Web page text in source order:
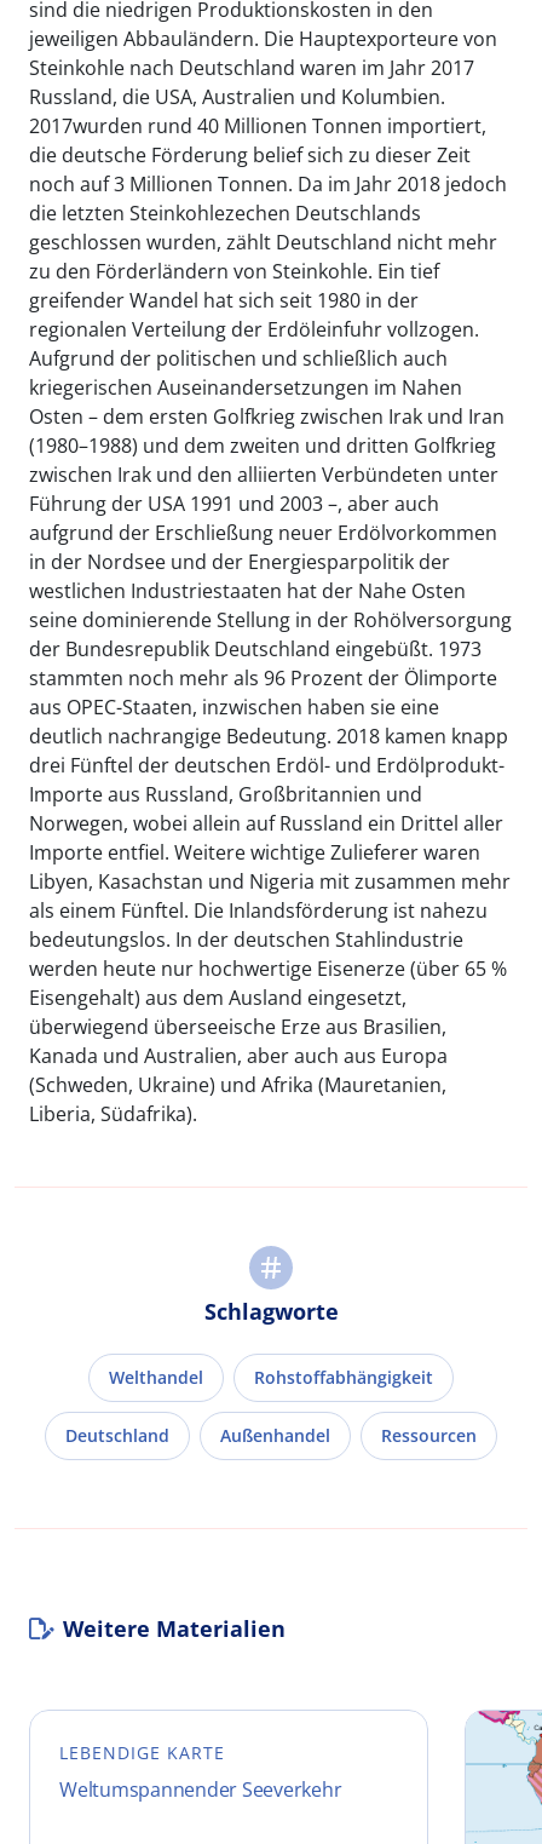
sind die niedrigen Produktionskosten in den
jeweiligen Abbauländern. Die Hauptexporteure von
Steinkohle nach Deutschland waren im Jahr 2017
Russland, die USA, Australien und Kolumbien.
2017wurden rund 40 Millionen Tonnen importiert,
die deutsche Förderung belief sich zu dieser Zeit
noch auf 3 Millionen Tonnen. Da im Jahr 2018 jedoch
die letzten Steinkohlezechen Deutschlands
geschlossen wurden, zählt Deutschland nicht mehr
zu den Förderländern von Steinkohle. Ein tief
greifender Wandel hat sich seit 1980 in der
regionalen Verteilung der Erdöleinfuhr vollzogen.
Aufgrund der politischen und schließlich auch
kriegerischen Auseinandersetzungen im Nahen
Osten – dem ersten Golfkrieg zwischen Irak und Iran
(1980–1988) und dem zweiten und dritten Golfkrieg
zwischen Irak und den alliierten Verbündeten unter
Führung der USA 1991 und 2003 –, aber auch
aufgrund der Erschließung neuer Erdölvorkommen
in der Nordsee und der Energiesparpolitik der
westlichen Industriestaaten hat der Nahe Osten
seine dominierende Stellung in der Rohölversorgung
der Bundesrepublik Deutschland eingebüßt. 1973
stammten noch mehr als 96 Prozent der Ölimporte
aus OPEC-Staaten, inzwischen haben sie eine
deutlich nachrangige Bedeutung. 2018 kamen knapp
drei Fünftel der deutschen Erdöl- und Erdölprodukt-
Importe aus Russland, Großbritannien und
Norwegen, wobei allein auf Russland ein Drittel aller
Importe entfiel. Weitere wichtige Zulieferer waren
Libyen, Kasachstan und Nigeria mit zusammen mehr
als einem Fünftel. Die Inlandsförderung ist nahezu
bedeutungslos. In der deutschen Stahlindustrie
werden heute nur hochwertige Eisenerze (über 65 %
Eisengehalt) aus dem Ausland eingesetzt,
überwiegend überseeische Erze aus Brasilien,
Kanada und Australien, aber auch aus Europa
(Schweden, Ukraine) und Afrika (Mauretanien,
Liberia, Südafrika).
Schlagworte
Welthandel Rohstoffabhängigkeit
Deutschland Außenhandel Ressourcen
Weitere Materialien
LEBENDIGE KARTE
Weltumspannender Seeverkehr